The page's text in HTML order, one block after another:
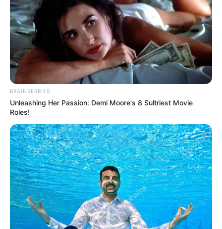
BRAINBERRIES
Unleashing Her Passion: Demi Moore's 8 Sultriest Movie
Roles!